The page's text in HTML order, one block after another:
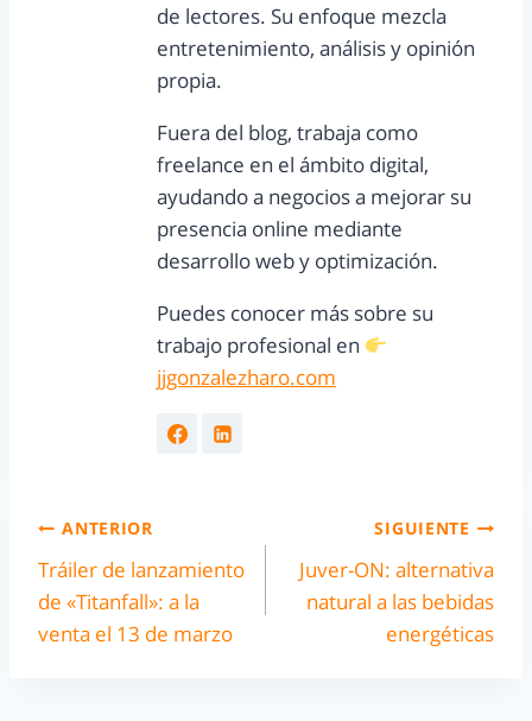
de lectores. Su enfoque mezcla
entretenimiento, análisis y opinión
propia.
Fuera del blog, trabaja como
freelance en el ámbito digital,
ayudando a negocios a mejorar su
presencia online mediante
desarrollo web y optimización.
Puedes conocer más sobre su
trabajo profesional en
jjgonzalezharo.com
ANTERIOR
Tráiler de lanzamiento
de «Titanfall»: a la
venta el 13 de marzo
SIGUIENTE
Juver-ON: alternativa
natural a las bebidas
energéticas